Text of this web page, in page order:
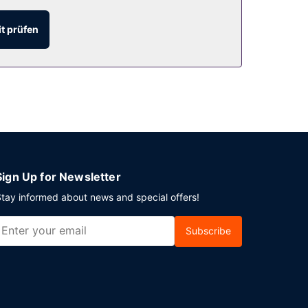
gibt es eine Snackbar. Ein inbegriffenes
prüfen
Up for Newsletter
informed about news and special offers!
Subscribe